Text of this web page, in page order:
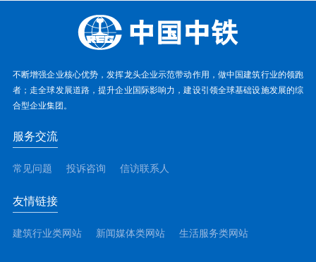
不断增强企业核心优势，发挥龙头企业示范带动作用，做中国建筑行业的领跑
者；走全球发展道路，提升企业国际影响力，建设引领全球基础设施发展的综
合型企业集团。
服务交流
常见问题 投诉咨询 信访联系人
友情链接
建筑行业类网站 新闻媒体类网站 生活服务类网站